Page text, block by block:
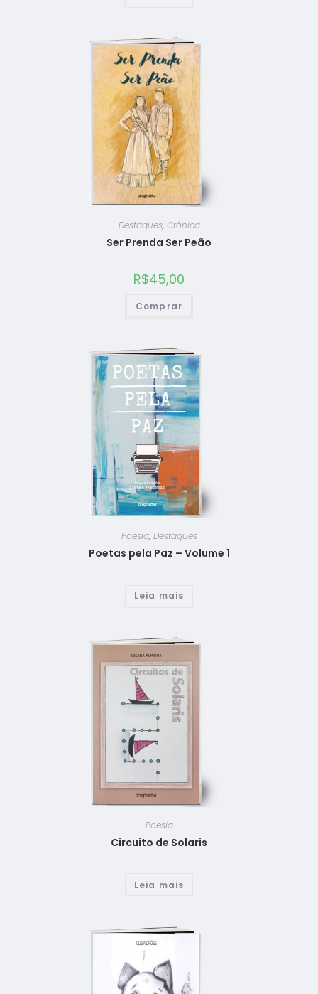
Destaques, Crônica
Ser Prenda Ser Peão
R$45,00
Comprar
Poesia, Destaques
Poetas pela Paz – Volume 1
Leia mais
Poesia
Circuito de Solaris
Leia mais